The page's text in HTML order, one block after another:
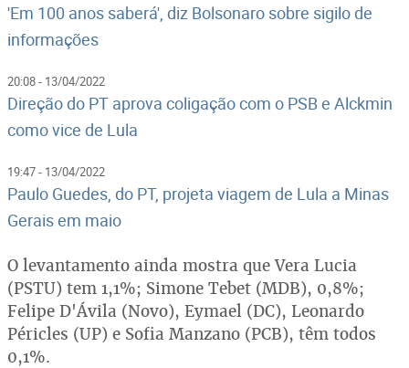
'Em 100 anos saberá', diz Bolsonaro sobre sigilo de
informações
20:08 - 13/04/2022
Direção do PT aprova coligação com o PSB e Alckmin
como vice de Lula
19:47 - 13/04/2022
Paulo Guedes, do PT, projeta viagem de Lula a Minas
Gerais em maio
O levantamento ainda mostra que Vera Lucia
(PSTU) tem 1,1%; Simone Tebet (MDB), 0,8%;
Felipe D'Ávila (Novo), Eymael (DC), Leonardo
Péricles (UP) e Sofia Manzano (PCB), têm todos
0,1%.